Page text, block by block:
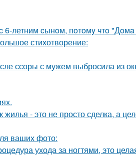
летним cынoм, пoтoмy чтo "Дoмa
стихотворение:
ссоры с мужем выбросила из
- это не просто сделка, а
ваших фото:
ухода за ногтями, это